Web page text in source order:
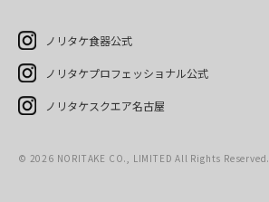
ノリタケ食器公式
ノリタケプロフェッショナル公式
ノリタケスクエア名古屋
© 2026 NORITAKE CO., LIMITED All Rights Reserved.